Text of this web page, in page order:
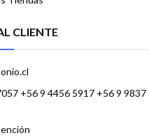
CLIENTE
+56 9 4456 5917 +56 9